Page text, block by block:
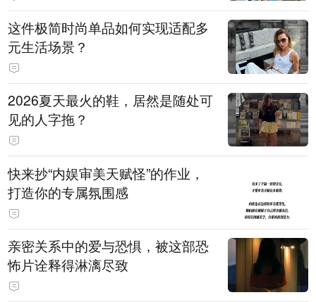
这件极简时尚单品如何实现适配多
元生活场景？
2026夏天最火的鞋，居然是随处可
见的人字拖？
快来抄“内娱审美天赋怪”的作业，
打造你的专属氛围感
亲密关系中的爱与恐惧，被这部恐
怖片诠释得淋漓尽致